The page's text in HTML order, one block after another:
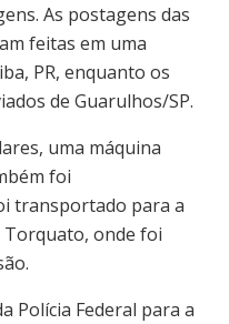
As postagens das
feitas em uma
PR, enquanto os
de Guarulhos/SP.
uma máquina
foi
transportado para a
Torquato, onde foi
Polícia Federal para a